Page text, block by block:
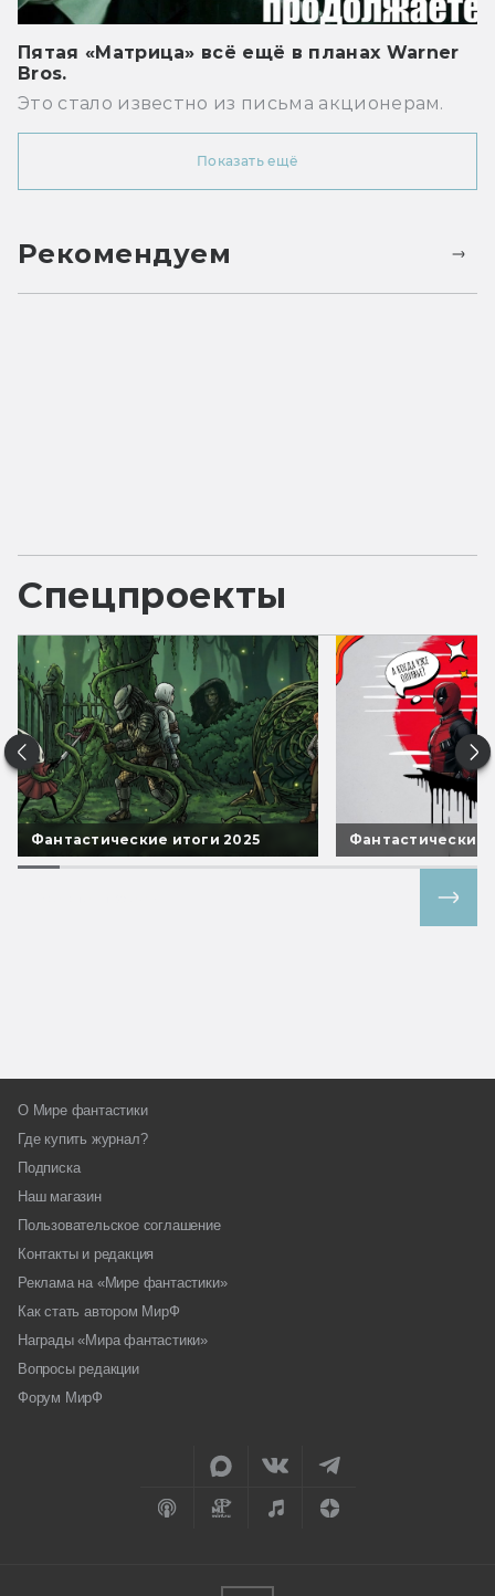
Пятая «Матрица» всё ещё в планах Warner
Bros.
Это стало известно из письма акционерам.
Показать ещё
Рекомендуем
Спецпроекты
Фантастические итоги 2025 Фантастические
О Мире фантастики
Где купить журнал?
Подписка
Наш магазин
Пользовательское соглашение
Контакты и редакция
Реклама на «Мире фантастики»
Как стать автором МирФ
Награды «Мира фантастики»
Вопросы редакции
Форум МирФ